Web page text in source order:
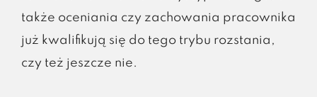
także oceniania czy zachowania pracownika
już kwalifikują się do tego trybu rozstania,
czy też jeszcze nie.